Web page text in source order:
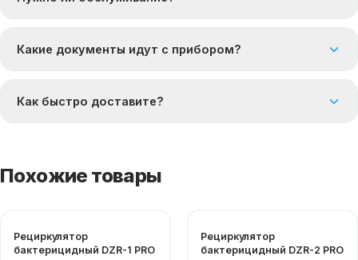
Какие документы идут с прибором?
Как быстро доставите?
Похожие товары
Рециркулятор
бактерицидный DZR-1 PRO
Рециркулятор
бактерицидный DZR-2 PRO